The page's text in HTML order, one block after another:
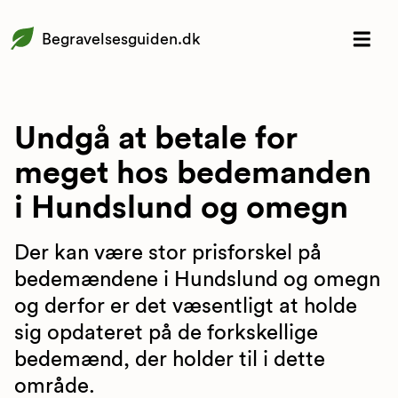
Begravelsesguiden.dk
Undgå at betale for
meget hos bedemanden
i Hundslund og omegn
Der kan være stor prisforskel på
bedemændene i Hundslund og omegn
og derfor er det væsentligt at holde
sig opdateret på de forkskellige
bedemænd, der holder til i dette
område.